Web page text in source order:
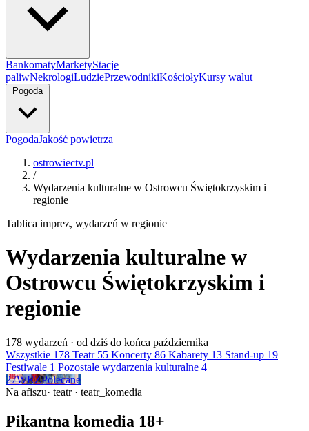
BankomatyMarketyStacje
paliwNekrologiLudziePrzewodnikiKościołyKursy walut
Pogoda
PogodaJakość powietrza
ostrowiectv.pl
/
Wydarzenia kulturalne w Ostrowcu Świętokrzyskim i
regionie
Tablica imprez, wydarzeń w regionie
Wydarzenia kulturalne w
Ostrowcu Świętokrzyskim i
regionie
178 wydarzeń · od dziś do końca października
Wszystkie 178 Teatr 55 Koncerty 86 Kabarety 13 Stand-up 19
Festiwale 1 Pozostałe wydarzenia kulturalne 4
27WRZPolecane
Na afiszu· teatr · teatr_komedia
Pikantna komedia 18+